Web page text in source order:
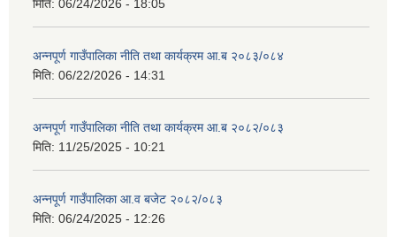
मिति: 06/24/2026 - 18:05
अन्नपूर्ण गाउँपालिका नीति तथा कार्यक्रम आ.ब २०८३/०८४
मिति: 06/22/2026 - 14:31
अन्नपूर्ण गाउँपालिका नीति तथा कार्यक्रम आ.ब २०८२/०८३
मिति: 11/25/2025 - 10:21
अन्नपूर्ण गाउँपालिका आ.व बजेट २०८२/०८३
मिति: 06/24/2025 - 12:26